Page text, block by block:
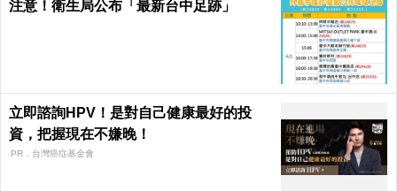
注意！衛生局公布「最新台中足跡」
立即諮詢HPV！是對自己健康最好的投
資，把握現在不嫌晚！
PR．台灣癌症基金會